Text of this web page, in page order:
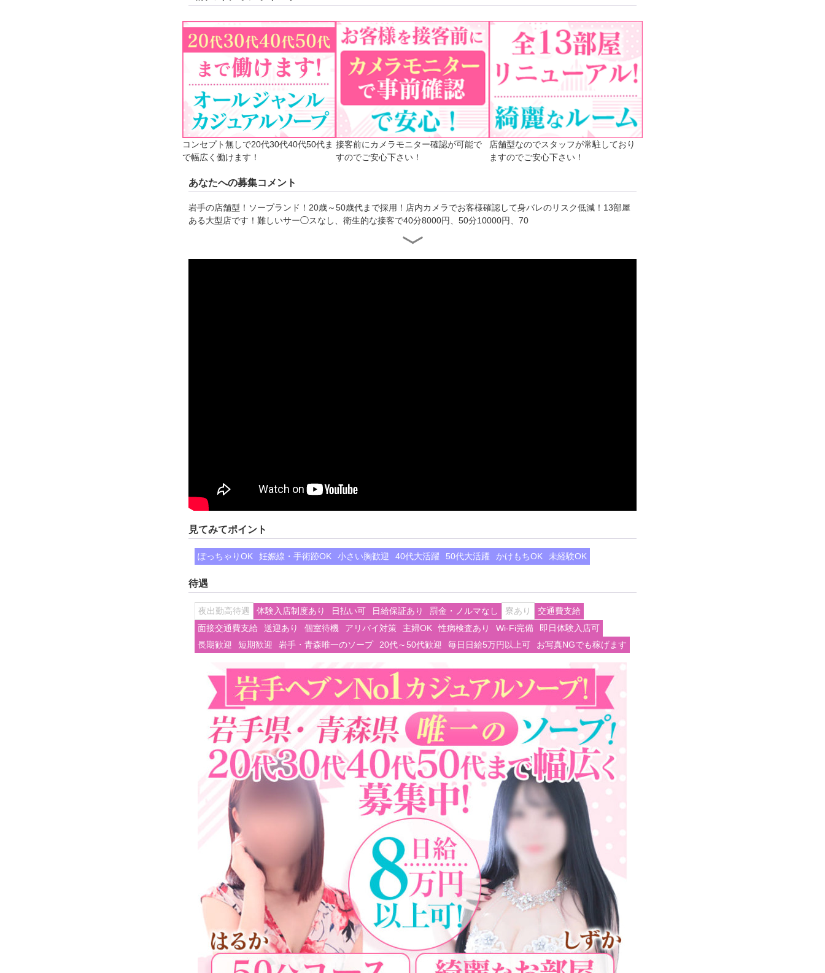
コンセプト無しで20代30代40代50代ま
で幅広く働けます！
接客前にカメラモニター確認が可能で
すのでご安心下さい！
店舗型なのでスタッフが常駐しており
ますのでご安心下さい！
あなたへの募集コメント
岩手の店舗型！ソープランド！20歳～50歳代まで採用！店内カメラでお客様確認して身バレのリスク低減！13部屋
ある大型店です！難しいサー◯スなし、衛生的な接客で40分8000円、50分10000円、70
見てみてポイント
ぽっちゃりOK 妊娠線・手術跡OK 小さい胸歓迎 40代大活躍 50代大活躍 かけもちOK 未経験OK
待遇
夜出勤高待遇 体験入店制度あり 日払い可 日給保証あり 罰金・ノルマなし 寮あり
交通費支給
面接交通費支給
送迎あり 個室待機 アリバイ対策 主婦OK 性病検査あり Wi-Fi完備
即日体験入店可
長期歓迎
短期歓迎 岩手・青森唯一のソープ 20代～50代歓迎 毎日日給5万円以上可 お写真NGでも稼げます